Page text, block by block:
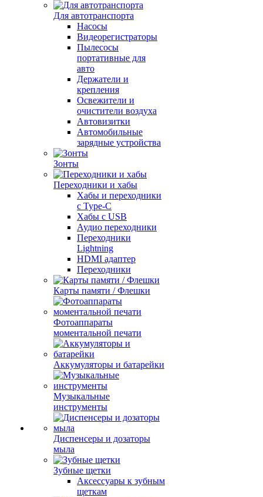
Для автотранспорта
Насосы
Видеорегистраторы
Пылесосы
портативные для
авто
Держатели и
крепления
Освежители и
очистители воздуха
Автовизитки
Автомобильные
зарядные устройства
Зонты
Переходники и хабы
Хабы и переходники
с Type-C
Хабы с USB
Аудио переходники
Переходники
Lightning
HDMI адаптер
Переходники
Карты памяти / Флешки
Фотоаппараты
моментальной печати
Аккумуляторы и батарейки
Музыкальные
инструменты
Диспенсеры и дозаторы
мыла
Зубные щетки
Аксессуары к зубным
щеткам